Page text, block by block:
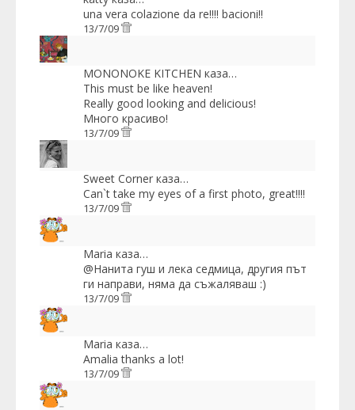
una vera colazione da re!!!! bacioni!!
13/7/09
MONONOKE KITCHEN каза…
This must be like heaven!
Really good looking and delicious!
Много красиво!
13/7/09
Sweet Corner каза…
Can`t take my eyes of a first photo, great!!!!
13/7/09
Maria каза…
@Нанита гуш и лека седмица, другия път
ги направи, няма да съжаляваш :)
13/7/09
Maria каза…
Amalia thanks a lot!
13/7/09